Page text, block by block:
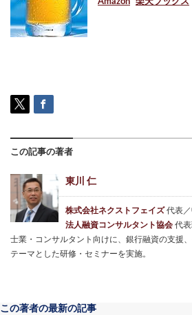
この記事の著者
東川 仁
株式会社ネクストフェイズ 代表／
法人融資コンサルタント協会 代
士業・コンサルタント向けに、銀行融資の支援
テーマとした研修・セミナーを実施。
この著者の最新の記事